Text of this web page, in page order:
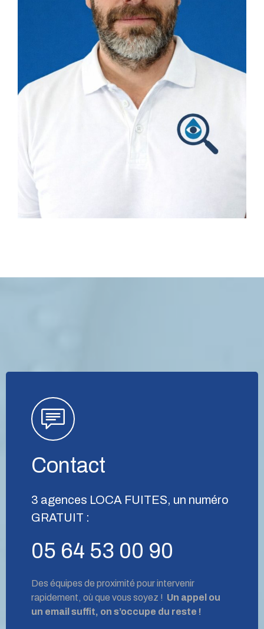
Contact
3 agences LOCA FUITES, un numéro
GRATUIT :
05 64 53 00 90
Des équipes de proximité pour intervenir
rapidement, où que vous soyez ! Un appel ou
un email suffit, on s’occupe du reste !